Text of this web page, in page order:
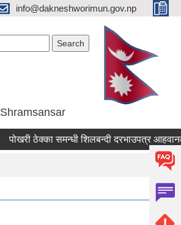
info@dakneshworimun.gov.np
Shramsansar
पोखरी ठेक्का समन्धी शिलबन्दी दरभाउपत्र आहवानकाे